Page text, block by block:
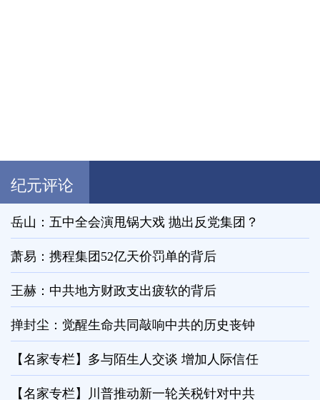
纪元评论
岳山：五中全会演甩锅大戏 抛出反党集团？
萧易：携程集团52亿天价罚单的背后
王赫：中共地方财政支出疲软的背后
掸封尘：觉醒生命共同敲响中共的历史丧钟
【名家专栏】多与陌生人交谈 增加人际信任
【名家专栏】川普推动新一轮关税针对中共